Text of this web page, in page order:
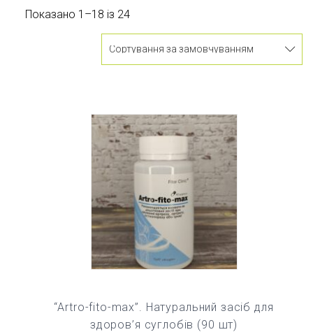
Показано 1–18 із 24
“Artro-fito-max”. Натуральний засіб для
здоров’я суглобів (90 шт)